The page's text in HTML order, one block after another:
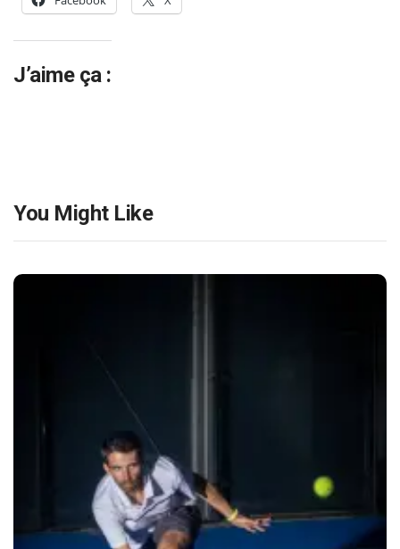
J’aime ça :
You Might Like